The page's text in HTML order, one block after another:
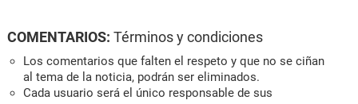
COMENTARIOS: Términos y condiciones
Los comentarios que falten el respeto y que no se ciñan
al tema de la noticia, podrán ser eliminados.
Cada usuario será el único responsable de sus